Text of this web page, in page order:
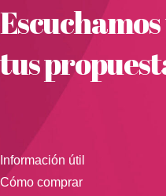
tus
Información útil
Cómo comprar